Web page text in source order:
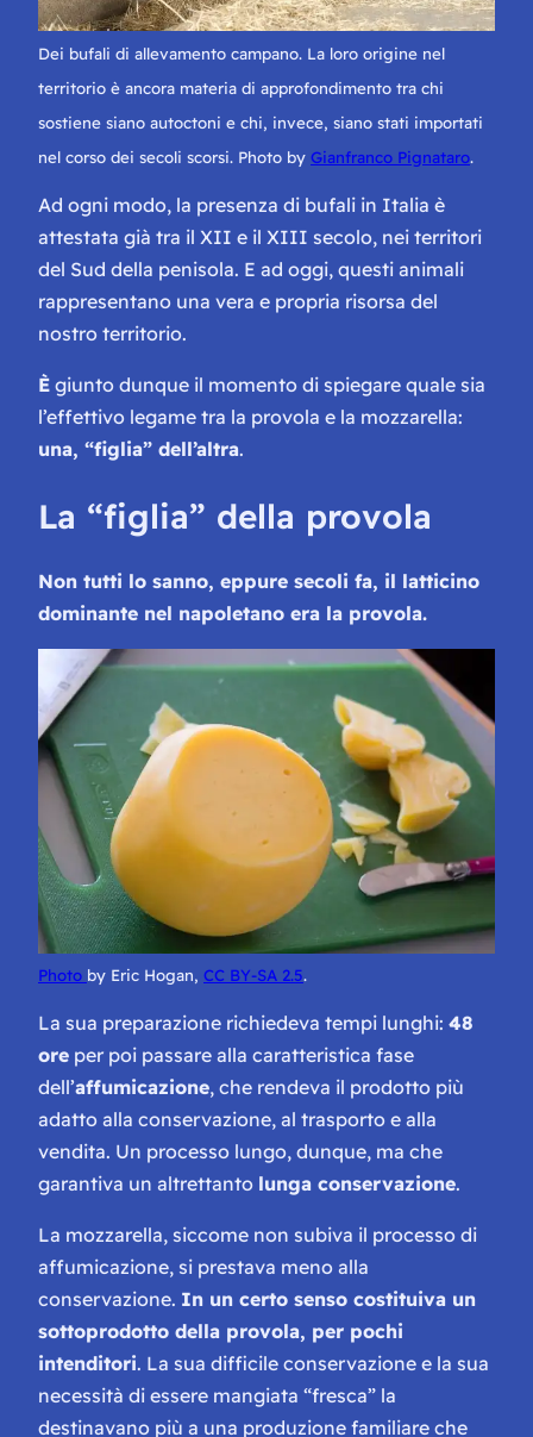
Dei bufali di allevamento campano. La loro origine nel
territorio è ancora materia di approfondimento tra chi
sostiene siano autoctoni e chi, invece, siano stati importati
nel corso dei secoli scorsi. Photo by Gianfranco Pignataro.
Ad ogni modo, la presenza di bufali in Italia è
attestata già tra il XII e il XIII secolo, nei territori
del Sud della penisola. E ad oggi, questi animali
rappresentano una vera e propria risorsa del
nostro territorio.
È giunto dunque il momento di spiegare quale sia
l’effettivo legame tra la provola e la mozzarella:
una, “figlia” dell’altra.
La “figlia” della provola
Non tutti lo sanno, eppure secoli fa, il latticino
dominante nel napoletano era la provola.
Photo by Eric Hogan, CC BY-SA 2.5.
La sua preparazione richiedeva tempi lunghi: 48
ore per poi passare alla caratteristica fase
dell’affumicazione, che rendeva il prodotto più
adatto alla conservazione, al trasporto e alla
vendita. Un processo lungo, dunque, ma che
garantiva un altrettanto lunga conservazione.
La mozzarella, siccome non subiva il processo di
affumicazione, si prestava meno alla
conservazione. In un certo senso costituiva un
sottoprodotto della provola, per pochi
intenditori. La sua difficile conservazione e la sua
necessità di essere mangiata “fresca” la
destinavano più a una produzione familiare che